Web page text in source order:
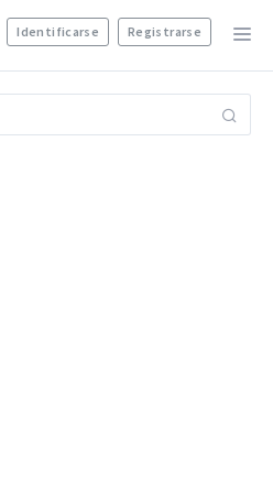
Identificarse Registrarse